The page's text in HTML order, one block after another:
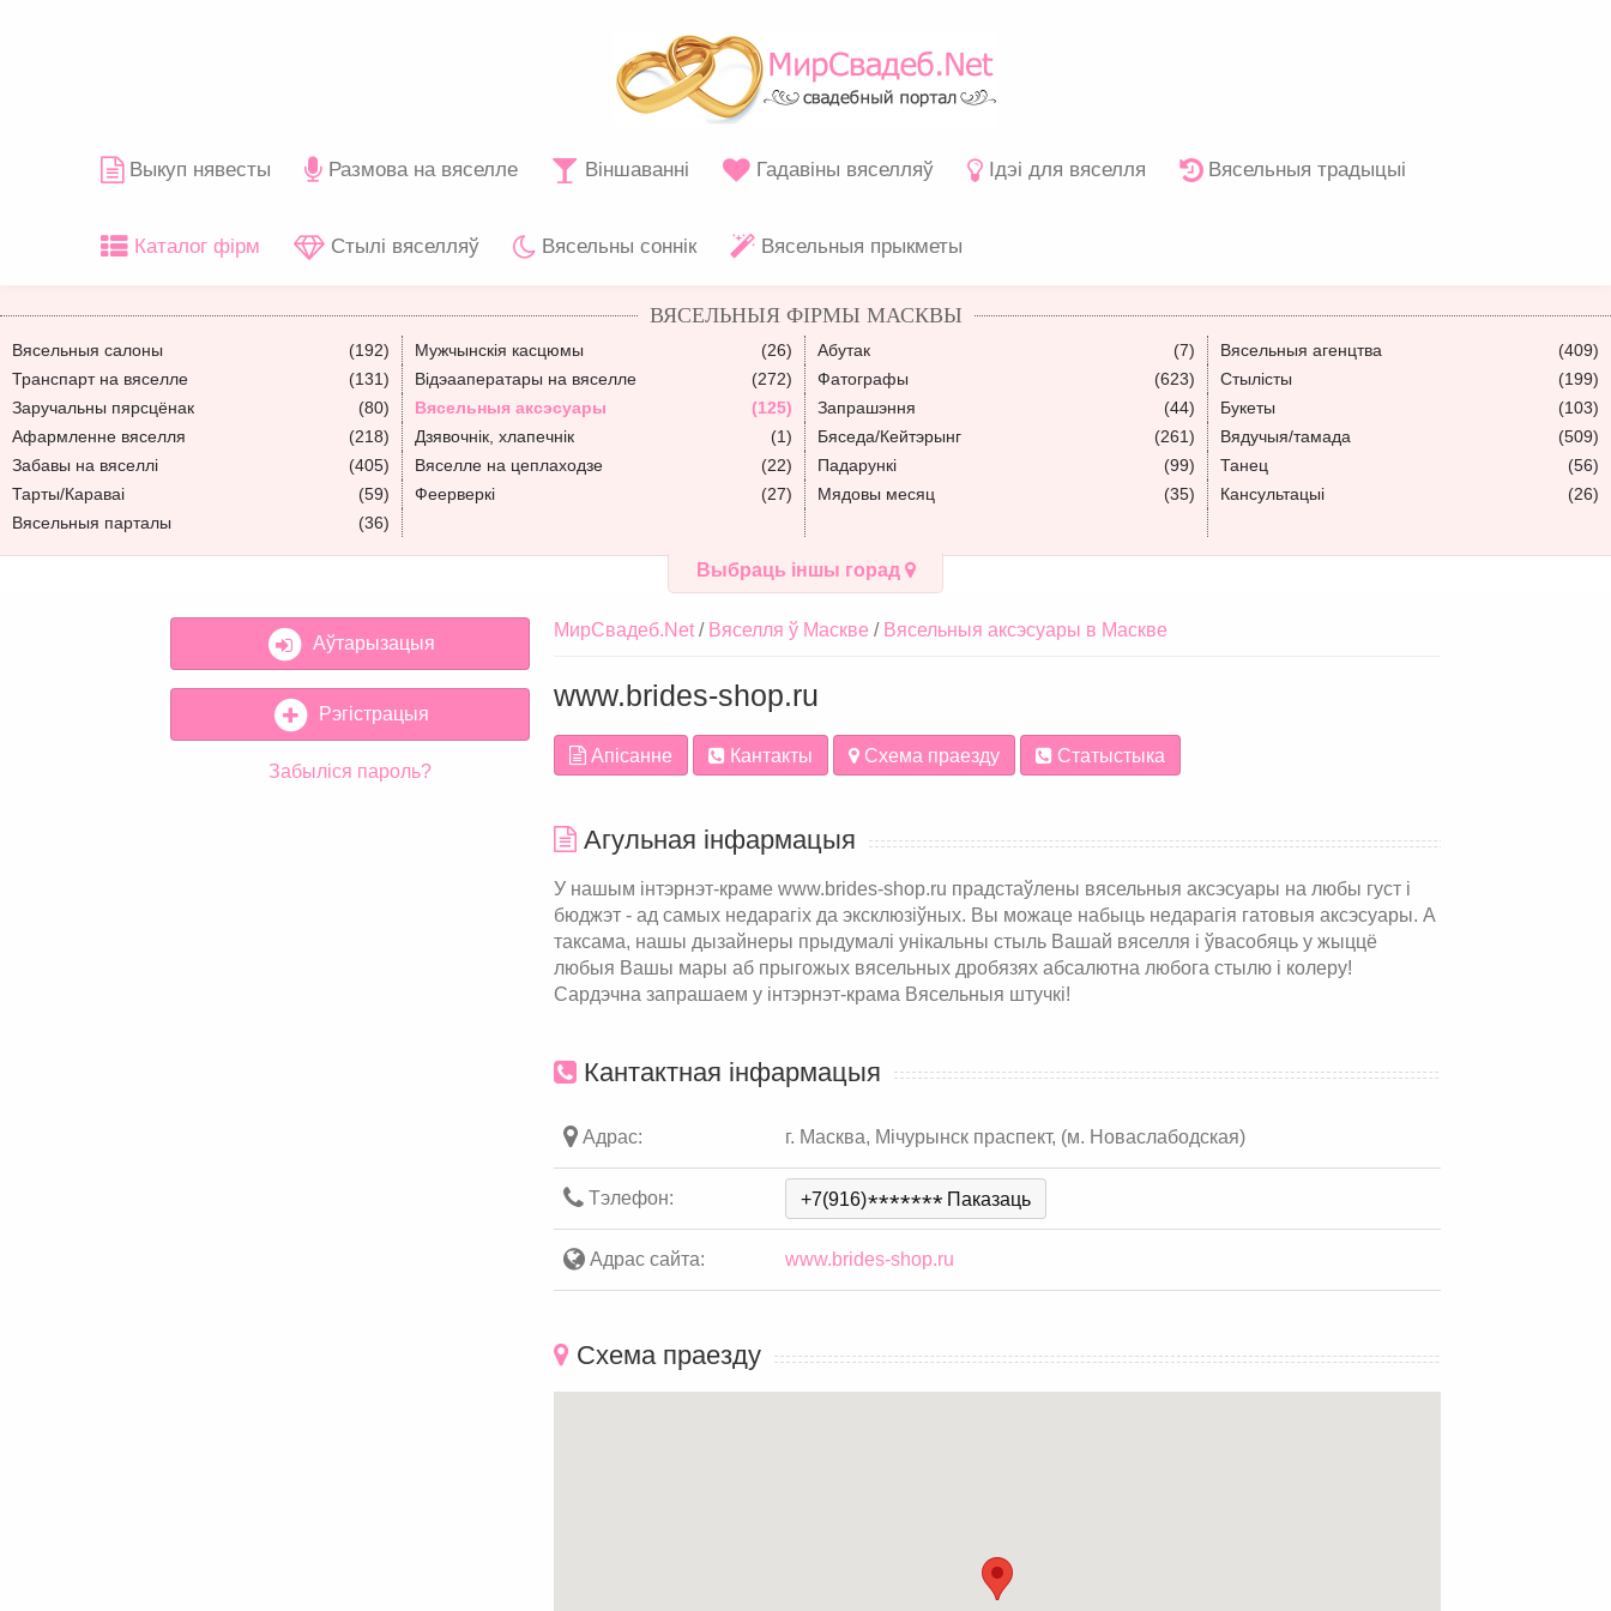
Выкуп нявесты Размова на вяселле Віншаванні Гадавіны вяселляў Ідэі для вяселля Вясельныя традыцыі
Каталог фірм Стылі вяселляў Вясельны соннік Вясельныя прыкметы
ВЯСЕЛЬНЫЯ ФІРМЫ МАСКВЫ
Вясельныя салоны (192) Мужчынскія касцюмы (26) Абутак (7) Вясельныя агенцтва
(409)
Транспарт на вяселле
(131) Відэааператары на вяселле (272) Фатографы (623) Стылісты
(199)
Заручальны пярсцёнак
(80) Вясельныя аксэсуары (125) Запрашэння (44) Букеты
(103)
Афармленне вяселля
(218) Дзявочнік, хлапечнік (1) Бяседа/Кейтэрынг (261) Вядучыя/тамада
(509)
Забавы на вяселлі
(405) Вяселле на цеплаходзе (22) Падарункі (99) Танец
(56)
Тарты/Караваі
(59) Феерверкі (27) Мядовы месяц (35) Кансультацыі
(26)
Вясельныя парталы
(36)
Выбраць іншы горад
МирСвадеб.Net Вяселля ў Маскве Вясельныя аксэсуары в Маскве
www.brides-shop.ru
Апісанне Кантакты Схема праезду Статыстыка
Агульная інфармацыя
У нашым інтэрнэт-краме www.brides-shop.ru прадстаўлены вясельныя аксэсуары на любы густ і
бюджэт - ад самых недарагіх да эксклюзіўных. Вы можаце набыць недарагія гатовыя аксэсуары. А
таксама, нашы дызайнеры прыдумалі унікальны стыль Вашай вяселля і ўвасобяць у жыццё
любыя Вашы мары аб прыгожых вясельных дробязях абсалютна любога стылю і колеру!
Сардэчна запрашаем у інтэрнэт-крама Вясельныя штучкі!
Кантактная інфармацыя
Адрас: г. Масква, Мічурынск праспект, (м. Новаслабодская)
Тэлефон: +7(916)******* Паказаць
Адрас сайта: www.brides-shop.ru
Схема праезду
Аўтарызацыя
Рэгістрацыя
Забыліся пароль?